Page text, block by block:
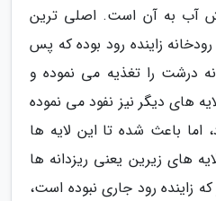
آب به آن است. اصلی ترین
رودخانه زاینده رود بوده که پس
درشت را تغذیه می نموده و
های دیگر نیز نفود می نموده
باعث شده تا این لایه ها
های زیرین یعنی ریزدانه ها
زاینده رود جاری نبوده است،